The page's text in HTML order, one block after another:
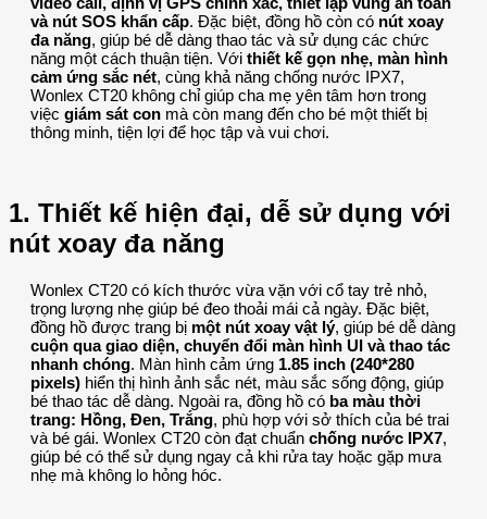
và nút SOS khẩn cấp. Đặc biệt, đồng hồ còn có nút xoay
đa năng, giúp bé dễ dàng thao tác và sử dụng các chức
năng một cách thuận tiện. Với thiết kế gọn nhẹ, màn hình
cảm ứng sắc nét, cùng khả năng chống nước IPX7,
Wonlex CT20 không chỉ giúp cha mẹ yên tâm hơn trong
việc giám sát con mà còn mang đến cho bé một thiết bị
thông minh, tiện lợi để học tập và vui chơi.
1. Thiết kế hiện đại, dễ sử dụng với
nút xoay đa năng
Wonlex CT20 có kích thước vừa vặn với cổ tay trẻ nhỏ,
trọng lượng nhẹ giúp bé đeo thoải mái cả ngày. Đặc biệt,
đồng hồ được trang bị một nút xoay vật lý, giúp bé dễ dàng
cuộn qua giao diện, chuyển đổi màn hình UI và thao tác
nhanh chóng. Màn hình cảm ứng 1.85 inch (240*280
pixels) hiển thị hình ảnh sắc nét, màu sắc sống động, giúp
bé thao tác dễ dàng. Ngoài ra, đồng hồ có ba màu thời
trang: Hồng, Đen, Trắng, phù hợp với sở thích của bé trai
và bé gái. Wonlex CT20 còn đạt chuẩn chống nước IPX7,
giúp bé có thể sử dụng ngay cả khi rửa tay hoặc gặp mưa
nhẹ mà không lo hỏng hóc.